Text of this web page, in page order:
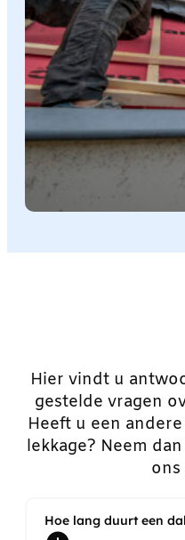
Hier vindt u
gestelde vragen
Heeft u een
lekkage? Neem
ons
Hoe lang duurt een